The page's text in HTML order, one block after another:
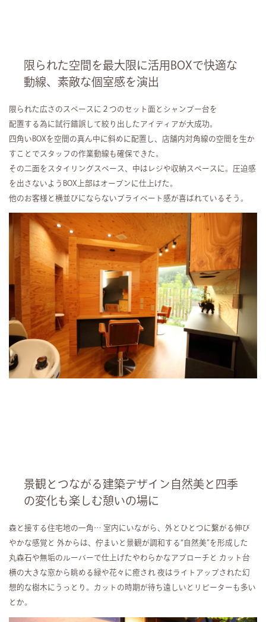
限られた空間を最大限に活用BOXで快適な
動線、素敵な個室感を演出
限られた広さのスペースに２つのセット面とシャンプー台を
配置する為に試行錯誤して絞り出したアイディアが大成功。
四角いBOXを空間の真ん中に斜めに配置し、店舗内対角線の空間を生か
すことでスタッフの作業動線も確保できた。
その二面をスタイリングスペース、中はレジや収納スペースに。圧迫感
を出さないようBOX上部はオープンに仕上げた。
他のお客様と横並びにならないプライベート感が喜ばれているそう。
景観とつながる建築デザイン自然美と四季
の変化も楽しむ憩いの場に
森と接する住宅地の一角… 室内にいながら、外とひとつに繋がる伸び
やかな感覚と 外からは、佇まいと景観が調和する“自然美”を形成した
丸森石や無垢のルーバーで仕上げたやわらかなアプローチと カット台
横の大きな窓から眺める緑や花々に癒され 夜はライトアップされた幻
想的な樹木にうっとり。カットの時期が待ち遠しいとリピーターも多い
とか。